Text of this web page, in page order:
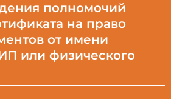
полномочий
на право
от имени
или физического